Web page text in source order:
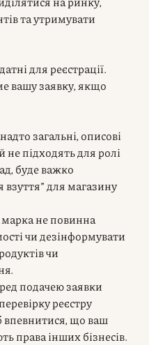
та утримувати
для реєстрації.
вашу заявку, якщо
загальні, описові
не підходять для ролі
буде важко
для магазину
марка не повинна
чи дезінформувати
чи
подачею заявки
реєстру
що ваш
права інших бізнесів.